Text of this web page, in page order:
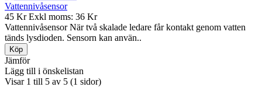
Vattennivåsensor
45 KrExkl moms: 36 Kr
Vattennivåsensor När två skalade ledare får kontakt genom vatten
tänds lysdioden. Sensorn kan använ..
Jämför
Lägg till i önskelistan
Visar 1 till 5 av 5 (1 sidor)